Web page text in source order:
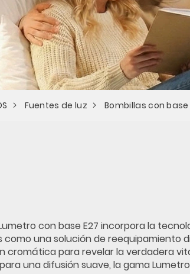
Fuentes de luz Bombillas con base
con base E27 incorpora la
como una solución de
cromática para revelar la verdadera
una difusión suave, la gama